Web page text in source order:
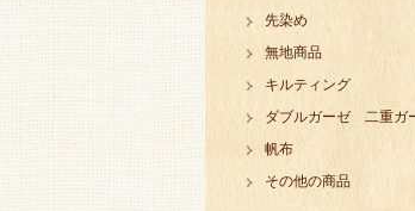
先染め
無地商品
キルティング
ダブルガーゼ 二重ガ
帆布
その他の商品